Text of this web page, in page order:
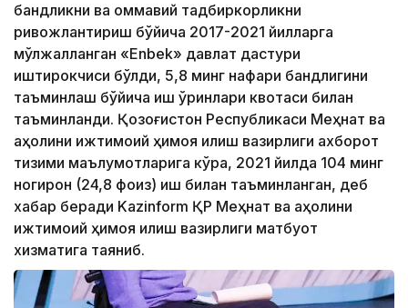
бандликни ва оммавий тадбиркорликни
ривожлантириш бўйича 2017-2021 йилларга
мўлжалланган «Еnbek» давлат дастури
иштирокчиси бўлди, 5,8 минг нафари бандлигини
таъминлаш бўйича иш ўринлари квотаси билан
таъминланди. Қозоғистон Республикаси Меҳнат ва
аҳолини ижтимоий ҳимоя қилиш вазирлиги ахборот
тизими маълумотларига кўра, 2021 йилда 104 минг
ногирон (24,8 фоиз) иш билан таъминланган, деб
хабар беради Kazinform ҚР Меҳнат ва аҳолини
ижтимоий ҳимоя қилиш вазирлиги матбуот
хизматига таяниб.